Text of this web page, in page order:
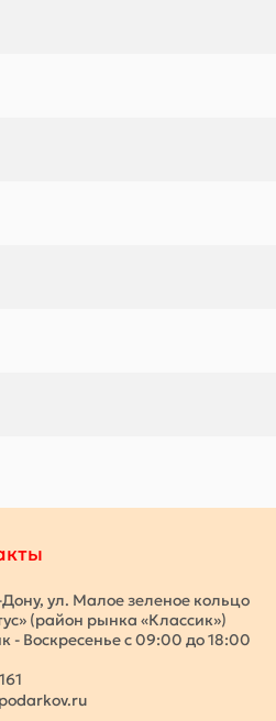
Дону, ул. Малое зеленое кольцо
(район рынка «Классик»)
- Воскресенье с 09:00 до 18:00